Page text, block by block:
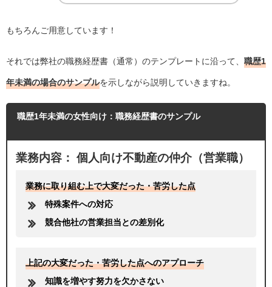
もちろんご用意しています！
それでは弊社の職務経歴書（通常）のテンプレートに沿って、 職歴1
年未満の場合のサンプルを示しながら説明していきますね。
職歴1年未満の女性向け：職務経歴書のサンプル
業務内容： 個人向け不動産の仲介（営業職）
業務に取り組む上で大変だった・苦労した点
特殊案件への対応
競合他社の営業担当との差別化
上記の大変だった・苦労した点へのアプローチ
知識を増やす努力を欠かさない